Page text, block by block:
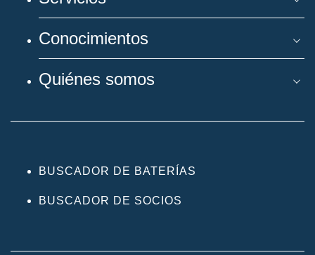
Conocimientos
Quiénes somos
BUSCADOR DE BATERÍAS
BUSCADOR DE SOCIOS